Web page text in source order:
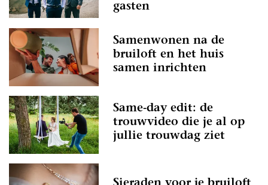
gasten
Samenwonen na de
bruiloft en het huis
samen inrichten
Same-day edit: de
trouwvideo die je al op
jullie trouwdag ziet